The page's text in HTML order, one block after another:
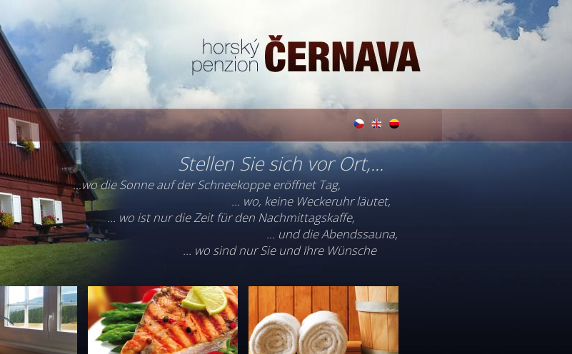
Stellen Sie sich vor Ort,...
…wo die Sonne auf der Schneekoppe eröffnet Tag,
… wo, keine Weckeruhr läutet,
... wo ist nur die Zeit für den Nachmittagskaffe,
... und die Abendssauna,
... wo sind nur Sie und Ihre Wünsche